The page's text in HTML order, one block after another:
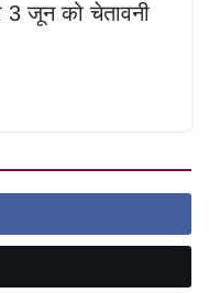
3 जून को चेतावनी